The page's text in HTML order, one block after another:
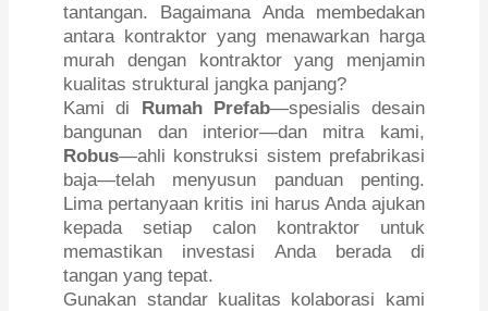
tantangan. Bagaimana Anda membedakan
antara kontraktor yang menawarkan harga
murah dengan kontraktor yang menjamin
kualitas struktural jangka panjang?
Kami di Rumah Prefab—spesialis desain
bangunan dan interior—dan mitra kami,
Robus—ahli konstruksi sistem prefabrikasi
baja—telah menyusun panduan penting.
Lima pertanyaan kritis ini harus Anda ajukan
kepada setiap calon kontraktor untuk
memastikan investasi Anda berada di
tangan yang tepat.
Gunakan standar kualitas kolaborasi kami